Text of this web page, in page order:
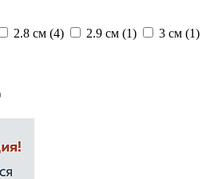
2.8 см (4) 2.9 см (1) 3 см (1)